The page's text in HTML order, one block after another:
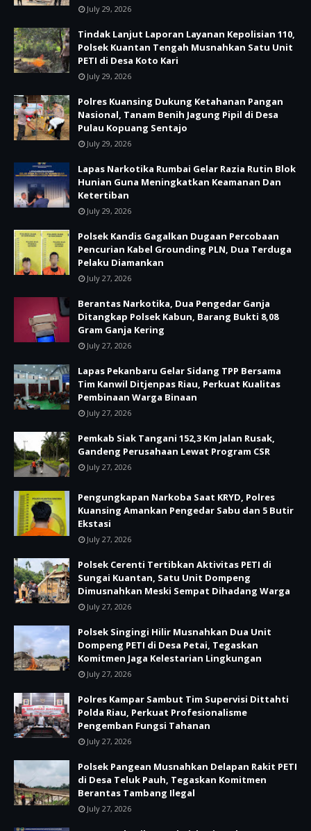
July 29, 2026
Tindak Lanjut Laporan Layanan Kepolisian 110,
Polsek Kuantan Tengah Musnahkan Satu Unit
PETI di Desa Koto Kari
July 29, 2026
Polres Kuansing Dukung Ketahanan Pangan
Nasional, Tanam Benih Jagung Pipil di Desa
Pulau Kopuang Sentajo
July 29, 2026
Lapas Narkotika Rumbai Gelar Razia Rutin Blok
Hunian Guna Meningkatkan Keamanan Dan
Ketertiban
July 29, 2026
Polsek Kandis Gagalkan Dugaan Percobaan
Pencurian Kabel Grounding PLN, Dua Terduga
Pelaku Diamankan
July 27, 2026
Berantas Narkotika, Dua Pengedar Ganja
Ditangkap Polsek Kabun, Barang Bukti 8,08
Gram Ganja Kering
July 27, 2026
Lapas Pekanbaru Gelar Sidang TPP Bersama
Tim Kanwil Ditjenpas Riau, Perkuat Kualitas
Pembinaan Warga Binaan
July 27, 2026
Pemkab Siak Tangani 152,3 Km Jalan Rusak,
Gandeng Perusahaan Lewat Program CSR
July 27, 2026
Pengungkapan Narkoba Saat KRYD, Polres
Kuansing Amankan Pengedar Sabu dan 5 Butir
Ekstasi
July 27, 2026
Polsek Cerenti Tertibkan Aktivitas PETI di
Sungai Kuantan, Satu Unit Dompeng
Dimusnahkan Meski Sempat Dihadang Warga
July 27, 2026
Polsek Singingi Hilir Musnahkan Dua Unit
Dompeng PETI di Desa Petai, Tegaskan
Komitmen Jaga Kelestarian Lingkungan
July 27, 2026
Polres Kampar Sambut Tim Supervisi Dittahti
Polda Riau, Perkuat Profesionalisme
Pengemban Fungsi Tahanan
July 27, 2026
Polsek Pangean Musnahkan Delapan Rakit PETI
di Desa Teluk Pauh, Tegaskan Komitmen
Berantas Tambang Ilegal
July 27, 2026